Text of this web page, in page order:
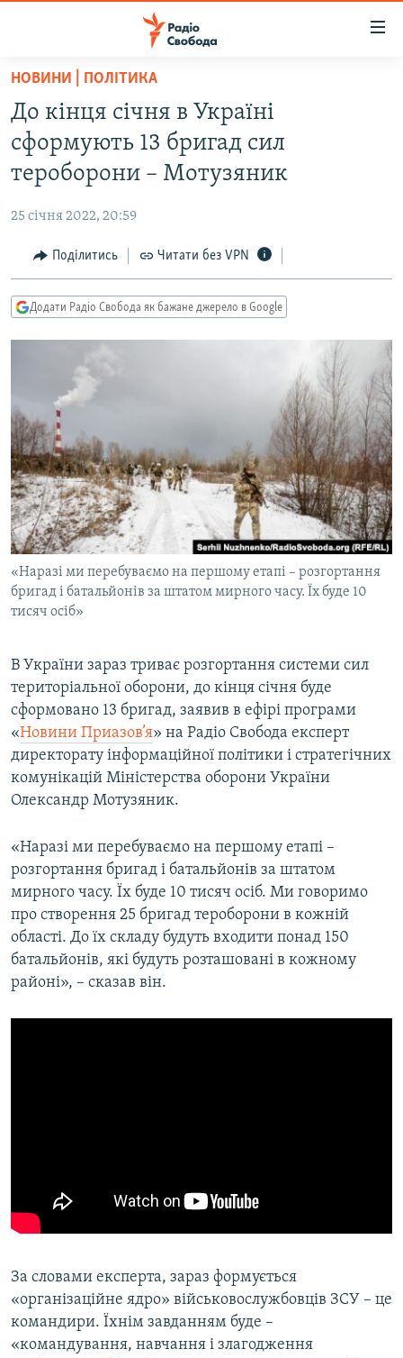
Перейти
основного
матеріалу
Перейти
до
основної
Перейти
до
пошуку
ВСЕ ЗА ДОБУ
СТАТТІ
СУСПІЛЬСТВО
РОСІЙСЬКА «ФІЛЬТРАЦІЯ»
ДОНБАС.РЕАЛІЇ
ТИ ЯК?
КИТАЙ.ВИКЛИКИ
МУЛЬТИМЕДІА
ФОТО
СПЕЦПРОЄКТИ
ПОДКАСТИ
КРИМ РЕАЛІЇ
РУС
КТАТ
ДОЛУЧАЙСЯ!
НОВИНИ | ПОЛІТИКА
До кінця січня в Україні
сформують 13 бригад сил
тероборони – Мотузяник
25 січня 2022, 20:59
Поділитись Читати без VPN
Додати Радіо Свобода як бажане джерело в Google
«Наразі ми перебуваємо на першому етапі – розгортання
бригад і батальйонів за штатом мирного часу. Їх буде 10
тисяч осіб»
В України зараз триває розгортання системи сил
територіальної оборони, до кінця січня буде
сформовано 13 бригад, заявив в ефірі програми
«Новини Приазов’я» на Радіо Свобода експерт
директорату інформаційної політики і стратегічних
комунікацій Міністерства оборони України
Олександр Мотузяник.
«Наразі ми перебуваємо на першому етапі –
розгортання бригад і батальйонів за штатом
мирного часу. Їх буде 10 тисяч осіб. Ми говоримо
про створення 25 бригад тероборони в кожній
області. До їх складу будуть входити понад 150
батальйонів, які будуть розташовані в кожному
районі», – сказав він.
За словами експерта, зараз формується
«організаційне ядро» військовослужбовців ЗСУ – це
командири. Їхнім завданням буде –
«командування, навчання і злагодження